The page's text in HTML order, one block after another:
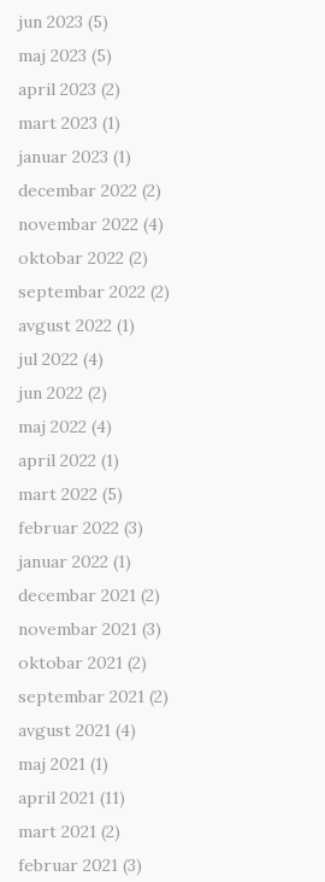
jun 2023 (5)
maj 2023 (5)
april 2023 (2)
mart 2023 (1)
januar 2023 (1)
decembar 2022 (2)
novembar 2022 (4)
oktobar 2022 (2)
septembar 2022 (2)
avgust 2022 (1)
jul 2022 (4)
jun 2022 (2)
maj 2022 (4)
april 2022 (1)
mart 2022 (5)
februar 2022 (3)
januar 2022 (1)
decembar 2021 (2)
novembar 2021 (3)
oktobar 2021 (2)
septembar 2021 (2)
avgust 2021 (4)
maj 2021 (1)
april 2021 (11)
mart 2021 (2)
februar 2021 (3)